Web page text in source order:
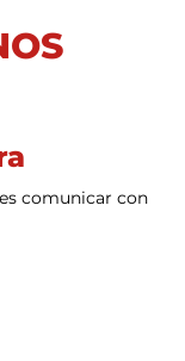
comunicar con